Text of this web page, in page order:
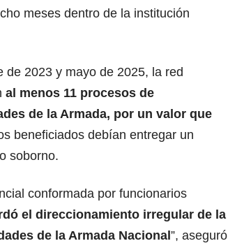
meses dentro de la institución
de 2023 y mayo de 2025, la red
al menos 11 procesos de
de la Armada, por un valor que
beneficiados debían entregar un
soborno.
conformada por funcionarios
el direccionamiento irregular de la
de la Armada Nacional”, aseguró